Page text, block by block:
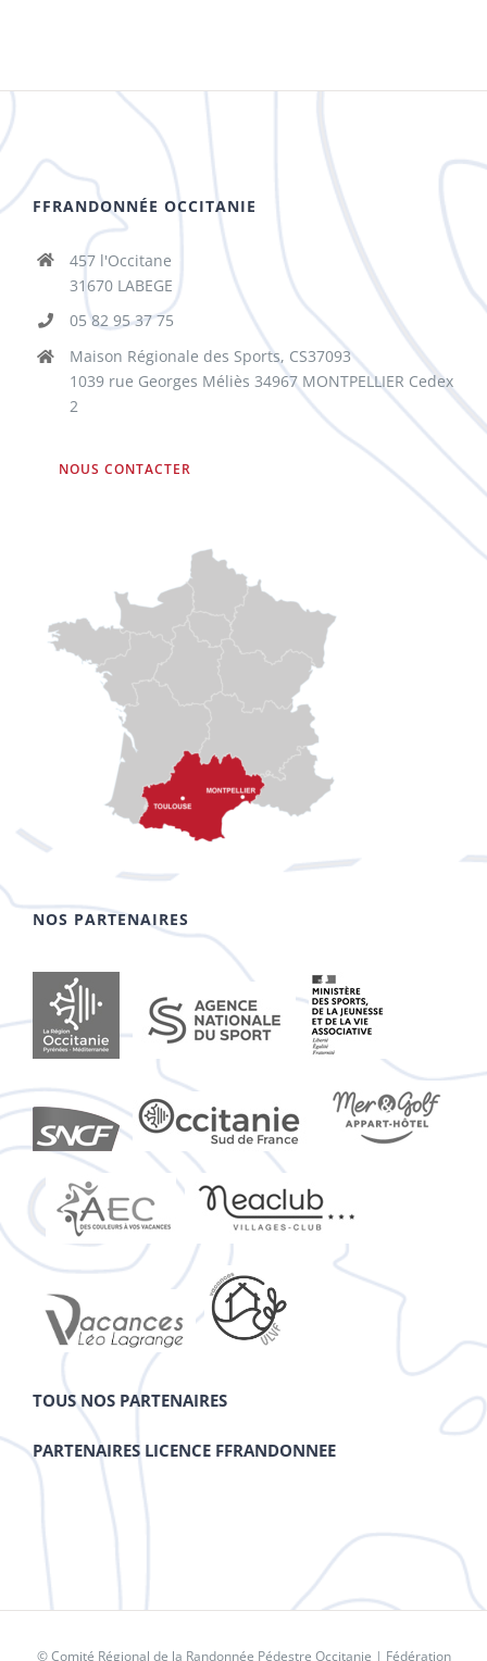
FFRANDONNÉE OCCITANIE
457 l'Occitane
31670 LABEGE
05 82 95 37 75
Maison Régionale des Sports, CS37093
1039 rue Georges Méliès 34967 MONTPELLIER Cedex
2
NOUS CONTACTER
NOS PARTENAIRES
TOUS NOS PARTENAIRES
PARTENAIRES LICENCE FFRANDONNEE
© Comité Régional de la Randonnée Pédestre Occitanie | Fédération